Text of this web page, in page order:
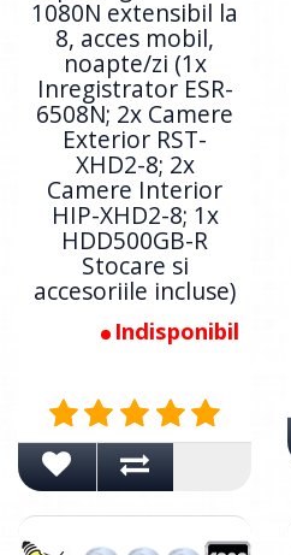
1080N extensibil la
8, acces mobil,
noapte/zi (1x
Inregistrator ESR-
6508N; 2x Camere
Exterior RST-
XHD2-8; 2x
Camere Interior
HIP-XHD2-8; 1x
HDD500GB-R
Stocare si
accesoriile incluse)
Indisponibil